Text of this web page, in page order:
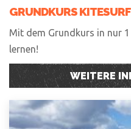
GRUNDKURS
Mit dem Grundkurs in nur
lernen!
WEITERE